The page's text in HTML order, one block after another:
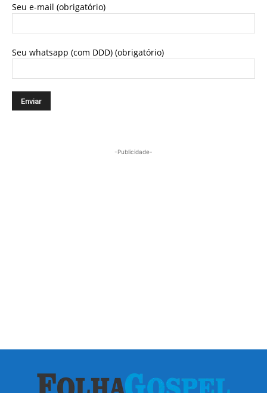
Seu e-mail (obrigatório)
Seu whatsapp (com DDD) (obrigatório)
-Publicidade-